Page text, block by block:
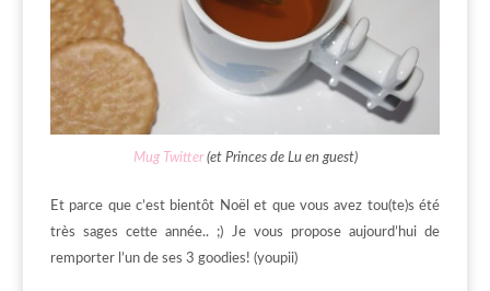
Mug Twitter(et Princes de Lu en guest)
Et parce que c’est bientôt Noël et que vous avez tou(te)s été
très sages cette année.. ;) Je vous propose aujourd’hui de
remporter l’un de ses 3 goodies! (youpii)